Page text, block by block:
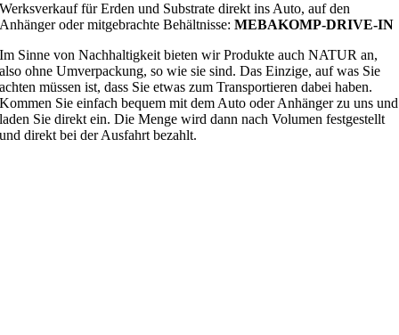
Werksverkauf für Erden und Substrate direkt ins Auto, auf den
Anhänger oder mitgebrachte Behältnisse:MEBAKOMP-DRIVE-IN
Im Sinne von Nachhaltigkeit bieten wir Produkte auch NATUR an,
also ohne Umverpackung, so wie sie sind. Das Einzige, auf was Sie
achten müssen ist, dass Sie etwas zum Transportieren dabei haben.
Kommen Sie einfach bequem mit dem Auto oder Anhänger zu uns und
laden Sie direkt ein. Die Menge wird dann nach Volumen festgestellt
und direkt bei der Ausfahrt bezahlt.